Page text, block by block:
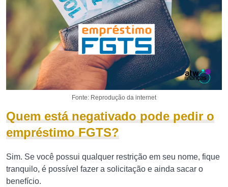
Fonte: Reprodução da internet
Quem está negativado pode pedir o
empréstimo FGTS?
Sim. Se você possui qualquer restrição em seu nome, fique
tranquilo, é possível fazer a solicitação e ainda sacar o
benefício.